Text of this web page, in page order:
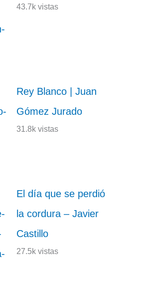
43.7k vistas
Rey Blanco | Juan
Gómez Jurado
31.8k vistas
El día que se perdió
la cordura – Javier
Castillo
27.5k vistas